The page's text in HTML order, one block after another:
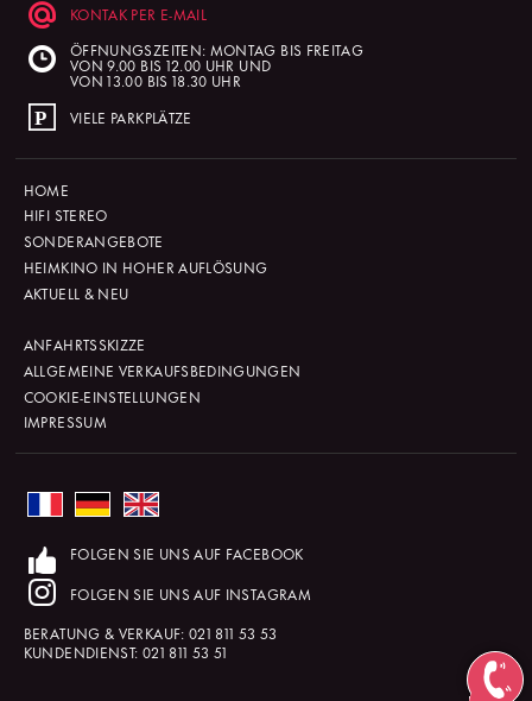
KONTAK PER E-MAIL
ÖFFNUNGSZEITEN: MONTAG BIS FREITAG
VON 9.00 BIS 12.00 UHR UND
VON 13.00 BIS 18.30 UHR
VIELE PARKPLÄTZE
HOME
HIFI STEREO
SONDERANGEBOTE
HEIMKINO IN HOHER AUFLÖSUNG
AKTUELL & NEU
ANFAHRTSSKIZZE
ALLGEMEINE VERKAUFSBEDINGUNGEN
COOKIE-EINSTELLUNGEN
IMPRESSUM
FOLGEN SIE UNS AUF FACEBOOK
FOLGEN SIE UNS AUF INSTAGRAM
BERATUNG & VERKAUF: 021 811 53 53
KUNDENDIENST: 021 811 53 51